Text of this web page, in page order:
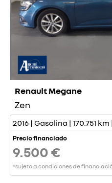
Renault Megane
Zen
2016 | Gasolina | 170.751
Precio financiado
9.500 €
*sujeto a condiciones de